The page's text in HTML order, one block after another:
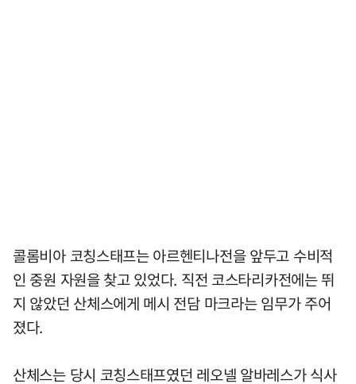
콜롬비아 코칭스태프는 아르헨티나전을 앞두고 수비적
인 중원 자원을 찾고 있었다. 직전 코스타리카전에는 뛰
지 않았던 산체스에게 메시 전담 마크라는 임무가 주어
졌다.
산체스는 당시 코칭스태프였던 레오넬 알바레스가 식사